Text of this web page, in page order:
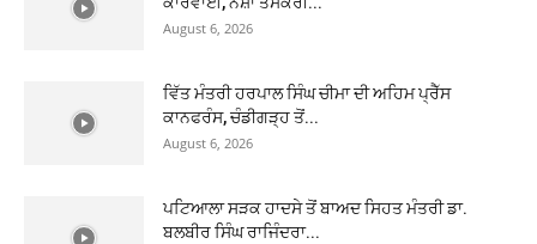
August 6, 2026
ਵਿੱਤ ਮੰਤਰੀ ਹਰਪਾਲ ਸਿੰਘ ਚੀਮਾ ਦੀ ਅਹਿਮ ਪ੍ਰੈੱਸ
ਕਾਨਫਰੰਸ, ਚੰਡੀਗੜ੍ਹ ਤੋਂ...
August 6, 2026
ਪਟਿਆਲਾ ਸੜਕ ਹਾਦਸੇ ਤੋਂ ਬਾਅਦ ਸਿਹਤ ਮੰਤਰੀ ਡਾ.
ਬਲਬੀਰ ਸਿੰਘ ਰਾਜਿੰਦਰਾ...